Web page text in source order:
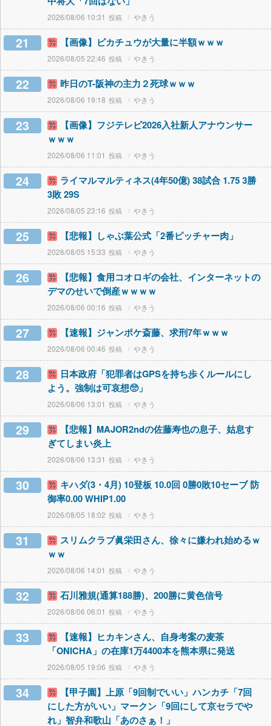
2026/08/06 10:31 やきう
21 【画像】ピカチュウが大量に半額ｗｗｗ
2026/08/05 22:46 やきう
22 昨日のT-阪神の主力２死球ｗｗｗ
2026/08/06 19:18 やきう
23
【画像】フジテレビ2026入社新人アナウンサー
ｗｗｗ
2026/08/06 11:01 やきう
24
ライマルマルティネス(4年50億) 38試合 1.75 3勝
3敗 29S
2026/08/05 23:16 やきう
25 【悲報】しゃぶ葉公式「2番ピッチャー肉」
2026/08/05 15:33 やきう
26
【悲報】食用コオロギの会社、インターネットの
デマのせいで倒産ｗｗｗｗ
2026/08/06 00:16 やきう
27 【速報】ジャンポケ斎藤、求刑7年ｗｗｗ
2026/08/06 00:46 やきう
28
日本政府「犯罪者はGPSを持ち歩くルールにし
よう。強制は可哀想🥺」
2026/08/06 13:01 やきう
29
【悲報】MAJOR2ndの佐藤寿也の息子、姑息す
ぎてしまい炎上
2026/08/06 13:31 やきう
30
キハダ(3・4月) 10登板 10.0回 0勝0敗10セーブ 防
御率0.00 WHIP1.00
2026/08/05 18:02 やきう
31
スリムクラブ眞栄田さん、徐々に嫌われ始めるｗ
ｗｗ
2026/08/06 14:01 やきう
32 石川雅規(通算188勝)、200勝に黄色信号
2026/08/06 06:01 やきう
33
【速報】ヒカキンさん、自身考案の麦茶
「ONICHA」の在庫1万4400本を熊本県に発送
2026/08/05 19:06 やきう
34
【甲子園】上原「9回制でいい」ハンカチ「7回
にした方がいい」マークン「9回にして京セラでや
れ」智弁和歌山「あのさぁ！」